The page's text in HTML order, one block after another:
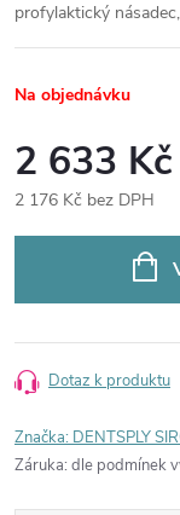
profylaktický
Na objednávku
2 633 Kč
2 176 Kč bez DPH
Dotaz k produktu
Značka: DENTSPLY
Záruka: dle podmínek